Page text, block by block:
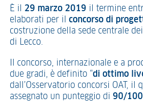
È il 29 marzo 2019 il termine
elaborati per il concorso di
costruzione della sede centrale
di Lecco.
Il concorso, internazionale e a
due gradi, è definito “di ottimo
dall’Osservatorio concorsi OAT, il
assegnato un punteggio di 90/100